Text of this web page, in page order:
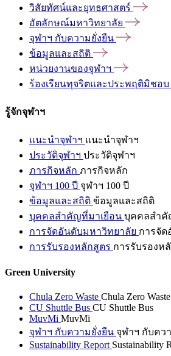
วิสัยทัศน์และยุทธศาสตร์
อัตลักษณ์มหาวิทยาลัย
จุฬาฯ กับความยั่งยืน
ข้อมูลและสถิติ
หน่วยงานของจุฬาฯ
ร้องเรียนทุจริตและประพฤติมิชอบ
รู้จักจุฬาฯ
แนะนำจุฬาฯ แนะนำจุฬาฯ
ประวัติจุฬาฯ ประวัติจุฬาฯ
ภารกิจหลัก ภารกิจหลัก
จุฬาฯ 100 ปี จุฬาฯ 100 ปี
ข้อมูลและสถิติ ข้อมูลและสถิติ
บุคคลสำคัญที่มาเยือน บุคคลสำคั
การจัดอันดับมหาวิทยาลัย การจัด
การรับรองหลักสูตร การรับรองห
Green University
Chula Zero Waste Chula Zero Waste
CU Shuttle Bus CU Shuttle Bus
MuvMi MuvMi
จุฬาฯ กับความยั่งยืน จุฬาฯ กับคว
Sustainability Report Sustainability